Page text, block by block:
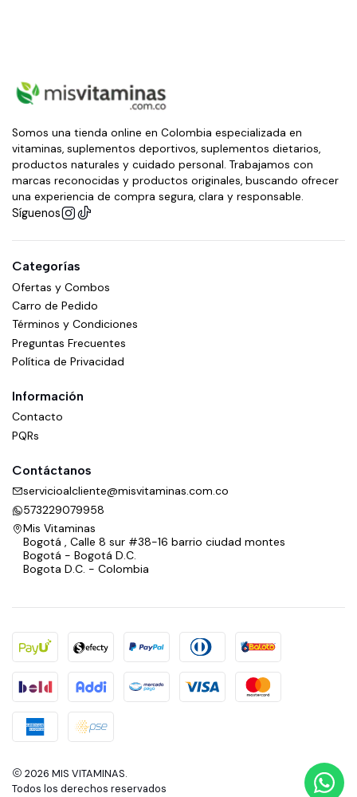
Somos una tienda online en Colombia especializada en
vitaminas, suplementos deportivos, suplementos dietarios,
productos naturales y cuidado personal. Trabajamos con
marcas reconocidas y productos originales, buscando ofrecer
una experiencia de compra segura, clara y responsable.
Síguenos
Categorías
Ofertas y Combos
Carro de Pedido
Términos y Condiciones
Preguntas Frecuentes
Política de Privacidad
Información
Contacto
PQRs
Contáctanos
servicioalcliente@misvitaminas.com.co
573229079958
Mis Vitaminas
Bogotá , Calle 8 sur #38-16 barrio ciudad montes
Bogotá - Bogotá D.C.
Bogota D.C. - Colombia
2026 MIS VITAMINAS.
Todos los derechos reservados